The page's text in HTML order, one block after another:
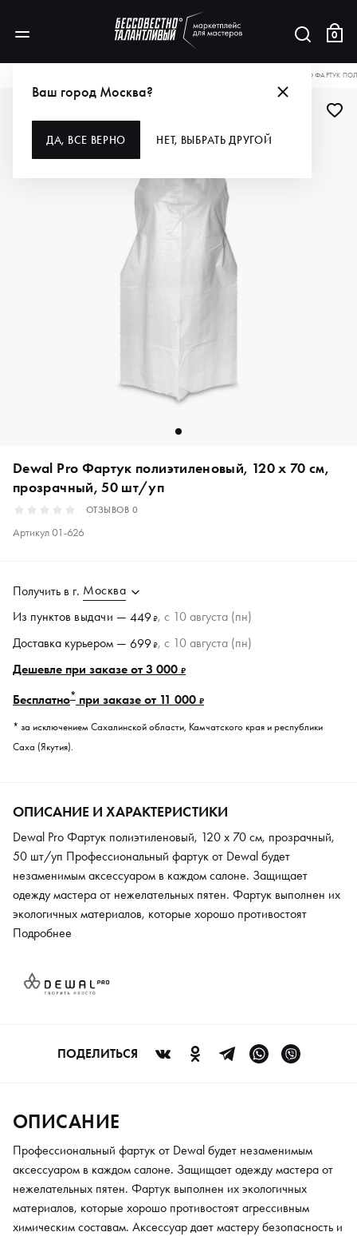
0
Ваш город Москва?
ДА, ВСЕ ВЕРНО НЕТ, ВЫБРАТЬ ДРУГОЙ
DEWAL PRO ФАРТУК
Dewal Pro Фартук полиэтиленовый, 120 х 70 см,
прозрачный, 50 шт/уп
ОТЗЫВОВ 0
Артикул01-626
Получить в г. Москва
Из пунктов выдачи — 449₽, c 10 августа (пн)
Доставка курьером — 699₽, c 10 августа (пн)
Дешевле при заказе от 3 000 ₽
Бесплатно* при заказе от 11 000 ₽
* за исключением Сахалинской области, Камчатского края и республики
Саха (Якутия).
ОПИСАНИЕ И ХАРАКТЕРИСТИКИ
Dewal Pro Фартук полиэтиленовый, 120 х 70 см, прозрачный,
50 шт/уп Профессиональный фартук от Dewal будет
незаменимым аксессуаром в каждом салоне. Защищает
одежду мастера от нежелательных пятен. Фартук выполнен их
экологичных материалов, которые хорошо противостоят
агрессивным химическим составам. Аксессуар дает мастеру
спокойно и эффективно.
Подробнее
ПОДЕЛИТЬСЯ
ОПИСАНИЕ
Профессиональный фартук от Dewal будет незаменимым
аксессуаром в каждом салоне. Защищает одежду мастера от
нежелательных пятен. Фартук выполнен их экологичных
материалов, которые хорошо противостоят агрессивным
химическим составам. Аксессуар дает мастеру безопасность и